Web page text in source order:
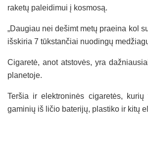
raketų paleidimui į kosmosą.
„Daugiau nei dešimt metų praeina kol
išskiria 7 tūkstančiai nuodingų
Cigaretė, anot atstovės, yra
planetoje.
Teršia ir elektroninės cigaretės, kurių
gaminių iš ličio baterijų, plastiko ir kitų